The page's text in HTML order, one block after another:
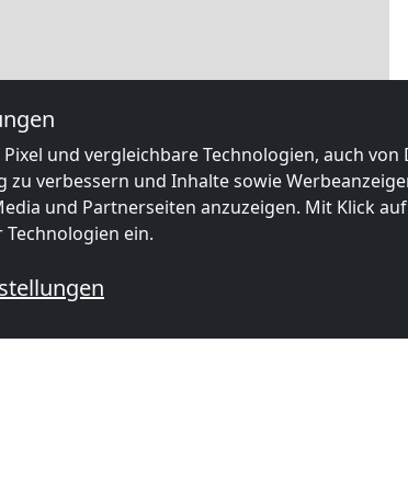
und vergleichbare Technologien, auch
zu verbessern und Inhalte sowie
und Partnerseiten anzuzeigen. Mit Klick
ein.